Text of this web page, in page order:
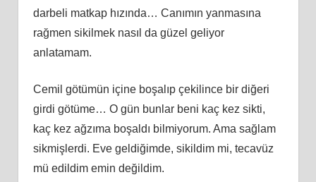
darbeli matkap hızında… Canımın yanmasına
rağmen sikilmek nasıl da güzel geliyor
anlatamam.
Cemil götümün içine boşalıp çekilince bir diğeri
girdi götüme… O gün bunlar beni kaç kez sikti,
kaç kez ağzıma boşaldı bilmiyorum. Ama sağlam
sikmişlerdi. Eve geldiğimde, sikildim mi, tecavüz
mü edildim emin değildim.